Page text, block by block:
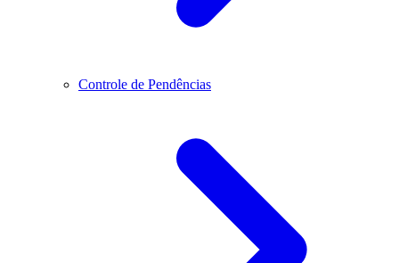
Controle de Pendências